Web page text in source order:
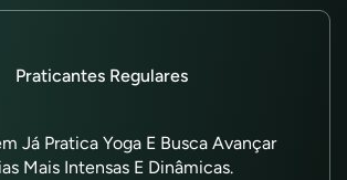
Praticantes Regulares
Já Pratica Yoga E Busca Avançar
Mais Intensas E Dinâmicas.